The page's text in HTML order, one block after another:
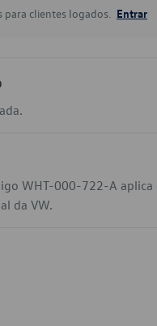
clientes logados. Entrar
WHT-000-722-A aplica
da VW.